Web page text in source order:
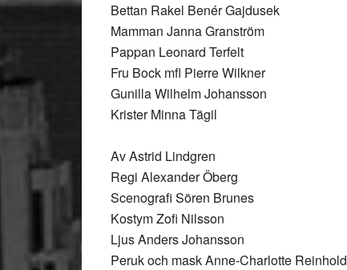
Bettan Rakel Benér Gajdusek
Mamman Janna Granström
Pappan Leonard Terfelt
Fru Bock mfl Pierre Wilkner
Gunilla Wilhelm Johansson
Krister Minna Tägil
Av Astrid Lindgren
Regi Alexander Öberg
Scenografi Sören Brunes
Kostym Zofi Nilsson
Ljus Anders Johansson
Peruk och mask Anne-Charlotte Reinhold